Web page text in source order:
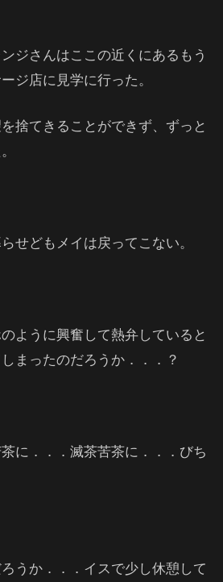
ジさんはここの近くにあるもう
ジ店に見学に行った。
捨てきることができず、ずっと
せどもメイは戻ってこない。
ように興奮して熱弁していると
まったのだろうか．．．？
．．．滅茶苦茶に．．．びち
うか．．．イスで少し休憩して